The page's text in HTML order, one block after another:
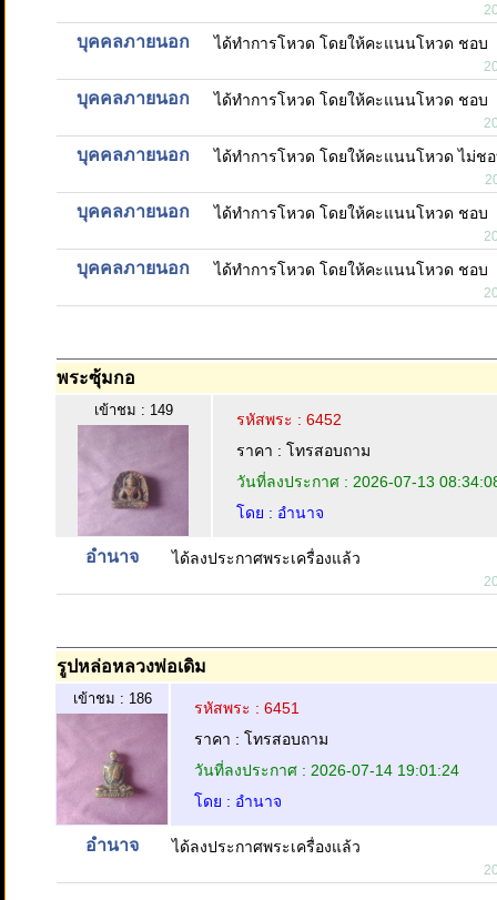
บุคคลภายนอก ได้ทำการโหวด โดยให้คะแนนโหวด ชอบ
บุคคลภายนอก ได้ทำการโหวด โดยให้คะแนนโหวด ชอบ
บุคคลภายนอก ได้ทำการโหวด โดยให้คะแนนโหวด ไม่ช
บุคคลภายนอก ได้ทำการโหวด โดยให้คะแนนโหวด ชอบ
บุคคลภายนอก ได้ทำการโหวด โดยให้คะแนนโหวด ชอบ
พระซุ้มกอ
เข้าชม : 149
รหัสพระ : 6452
ราคา : โทรสอบถาม
วันที่ลงประกาศ : 2026-07-13
โดย : อำนาจ
อำนาจ ได้ลงประกาศพระเครื่องแล้ว
รูปหล่อหลวงพ่อเดิม
เข้าชม : 186
รหัสพระ : 6451
ราคา : โทรสอบถาม
วันที่ลงประกาศ : 2026-07-14 19:01:24
โดย : อำนาจ
อำนาจ ได้ลงประกาศพระเครื่องแล้ว